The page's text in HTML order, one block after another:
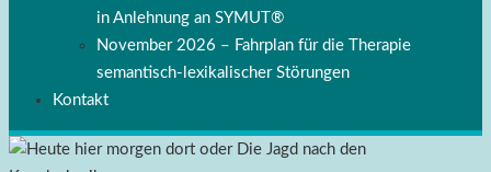
in Anlehnung an SYMUT®
November 2026 – Fahrplan für die Therapie
semantisch-lexikalischer Störungen
Kontakt